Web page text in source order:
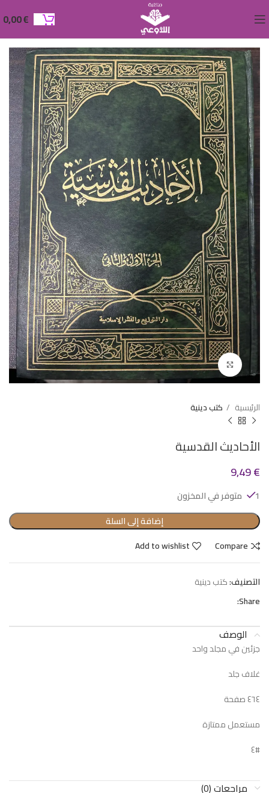
0,00€
Click to enlarge
الرئيسية كتب دينية
الأحاديث القدسية
9,49€
1 متوفر في المخزون
إضافة إلى السلة
Compare
Add to wishlist
التصنيف:كتب دينية
Share:
الوصف
جزئين في مجلد واحد
غلاف جلد
٤٦٤ صفحة
مستعمل ممتازة
#٤
مراجعات (0)